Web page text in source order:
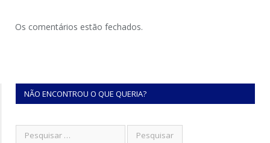
Os comentários estão fechados.
NÃO ENCONTROU O QUE QUERIA?